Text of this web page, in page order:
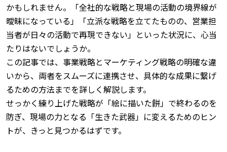
かもしれません。「全社的な戦略と現場の活動の境界線が
曖昧になっている」「立派な戦略を立てたものの、営業担
当者が日々の活動で再現できない」といった状況に、心当
たりはないでしょうか。
この記事では、事業戦略とマーケティング戦略の明確な違
いから、両者をスムーズに連携させ、具体的な成果に繋げ
るための方法までを詳しく解説します。
せっかく練り上げた戦略が「絵に描いた餅」で終わるのを
防ぎ、現場の力となる「生きた武器」に変えるためのヒン
トが、きっと見つかるはずです。